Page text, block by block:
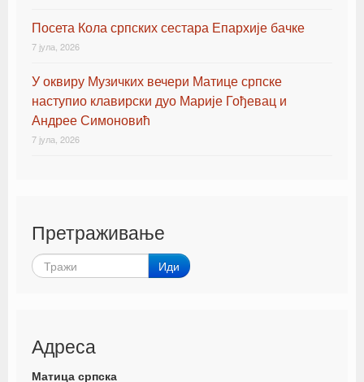
Посета Кола српских сестара Епархије бачке
7 јула, 2026
У оквиру Музичких вечери Матице српске
наступио клавирски дуо Марије Гођевац и
Андрее Симоновић
7 јула, 2026
Претраживање
Иди
Адреса
Матица српска